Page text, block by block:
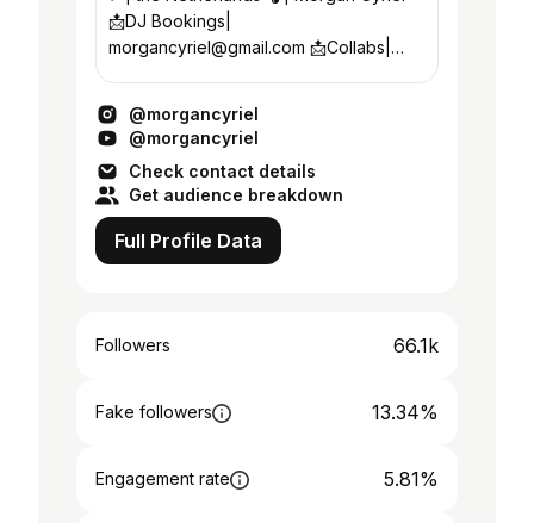
📩DJ Bookings|
morgancyriel@gmail.com 📩Collabs|
@morgancyriel
@morgancyriel
Check contact details
Get audience breakdown
Full Profile Data
Followers 66.1k
Fake followers 13.34%
Engagement rate 5.81%